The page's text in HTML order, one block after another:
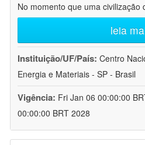
No momento que uma civilização
leia
Instituição/UF/País: Centro
Energia e Materiais - SP - Brasil
Vigência: Fri Jan 06 00:00:00
00:00:00 BRT 2028